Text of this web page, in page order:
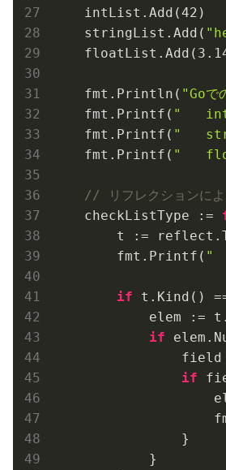
    intList.Add(
42 )
    stringList.Add(
    floatList.Add(
    fmt.Println(
"Goで
    fmt.Printf(
"
    fmt.Printf(
"
    fmt.Printf(
"
// リフレクションによ
    checkListType :=
t :=
        fmt.Printf(
"
if t.Kind()
elem :=
if
field
if
                }
            }